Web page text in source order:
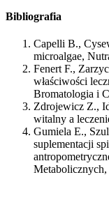
Bibliografia
Capelli B.,
microalgae,
Fenert F.,
właściwości
Bromatologia i
Zdrojewicz Z.,
witalny a
Gumiela E.,
suplementacji
Metabolicznych,